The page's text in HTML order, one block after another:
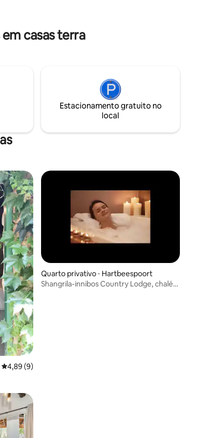
casas terra
Estacionamento gratuito no
local
4,89 de uma avaliação média de 5, 9 avaliações
4,89 (9)
Quarto privativo ⋅ Hartbeespoort
Shangrila-innibos Country Lodge, chalé